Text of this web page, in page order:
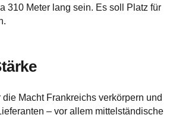
310 Meter lang sein. Es soll Platz für
Macht Frankreichs verkörpern und
– vor allem mittelständische